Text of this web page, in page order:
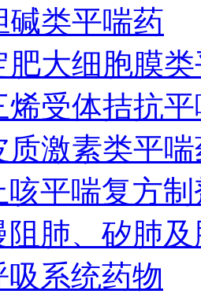
碱类平喘药
肥大细胞膜
烯受体拮抗
质激素类平
咳平喘复方制
阻肺、矽肺
吸系统药物